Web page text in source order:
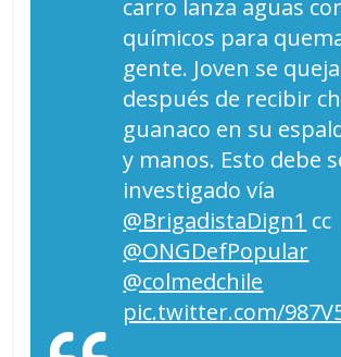
carro lanza aguas
químicos para
gente. Joven se queja
después de recibir
guanaco en su
y manos. Esto debe
investigado vía
@BrigadistaDign1 cc
@ONGDefPopular
@colmedchile
pic.twitter.com/